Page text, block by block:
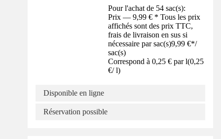
Pour l'achat de 54 sac(s):
Prix — 9,99 € * Tous les prix
affichés sont des prix TTC,
frais de livraison en sus si
nécessaire par sac(s)9,99 €*/
sac(s)
Correspond à 0,25 € par l(0,25
€/ l)
Disponible en ligne
Réservation possible